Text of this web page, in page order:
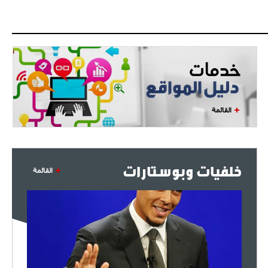
14:42
- 2021/07/27
أوهارا: "محرز، فودن ودي بروين..
ثلاثي من نار"
18:30
- 2021/07/25
لوكاتيلي يؤكد نيته في الانتقال إلى
جوفنتوس عبر تويتر!
وقدوم الإيطالي يقترب
القائمة
خلفيات وبوستارات القائمة